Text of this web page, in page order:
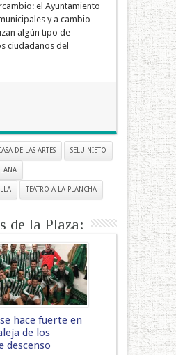
el Ayuntamiento
y a cambio
algún tipo de
ciudadanos del
DE LAS ARTES SELU NIETO
TEATRO A LA PLANCHA
de la Plaza:
hace fuerte en
de los
descenso